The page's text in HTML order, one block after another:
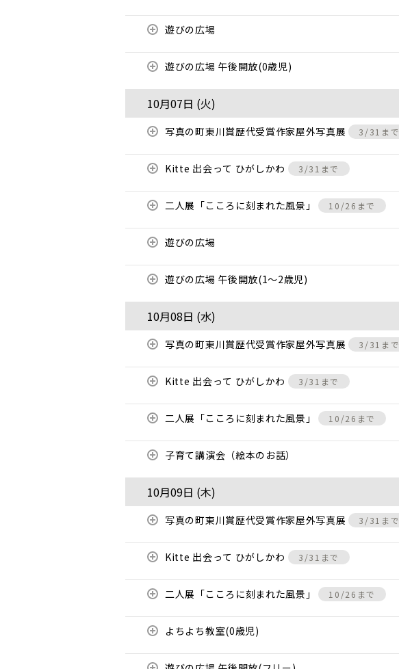
遊びの広場
遊びの広場 午後開放(0歳児)
10月07日 (火)
写真の町東川賞歴代受賞作家屋外写真展 3/31まで
Kitte 出会って ひがしかわ 3/31まで
二人展「こころに刻まれた風景」 10/26まで
遊びの広場
遊びの広場 午後開放(1～2歳児)
10月08日 (水)
写真の町東川賞歴代受賞作家屋外写真展 3/31まで
Kitte 出会って ひがしかわ 3/31まで
二人展「こころに刻まれた風景」 10/26まで
子育て講演会（絵本のお話）
10月09日 (木)
写真の町東川賞歴代受賞作家屋外写真展 3/31まで
Kitte 出会って ひがしかわ 3/31まで
二人展「こころに刻まれた風景」 10/26まで
よちよち教室(0歳児)